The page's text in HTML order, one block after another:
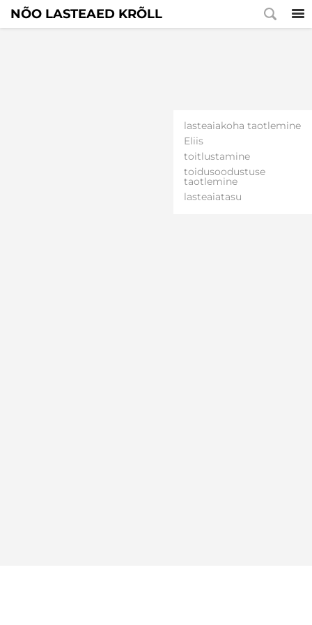
NÕO LASTEAED KRÕLL
lasteaiakoha taotlemine
Eliis
toitlustamine
toidusoodustuse
taotlemine
lasteaiatasu